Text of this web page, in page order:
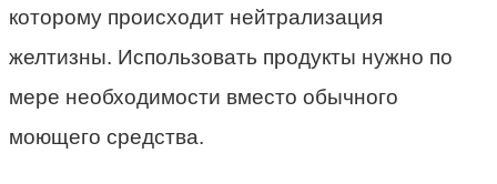
которому происходит нейтрализация
желтизны. Использовать продукты нужно по
мере необходимости вместо обычного
моющего средства.